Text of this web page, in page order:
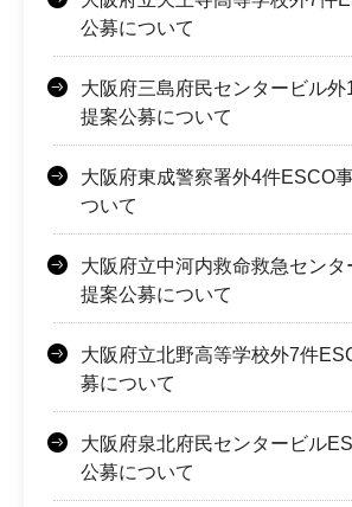
公募について
大阪府三島府民センタービル
提案公募について
大阪府東成警察署外4件ESCO
ついて
大阪府立中河内救命救急セン
提案公募について
大阪府立北野高等学校外7件
募について
大阪府泉北府民センタービル
公募について